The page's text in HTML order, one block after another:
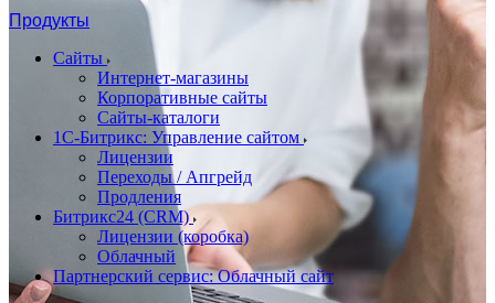
Продукты
Сайты
Интернет-магазины
Корпоративные сайты
Сайты-каталоги
1С-Битрикс: Управление сайтом
Лицензии
Переходы / Апгрейд
Продления
Битрикс24 (CRM)
Лицензии (коробка)
Облачный
Партнерский сервис: Облачный сайт